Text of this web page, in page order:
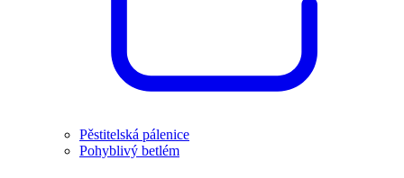
Pěstitelská pálenice
Pohyblivý betlém